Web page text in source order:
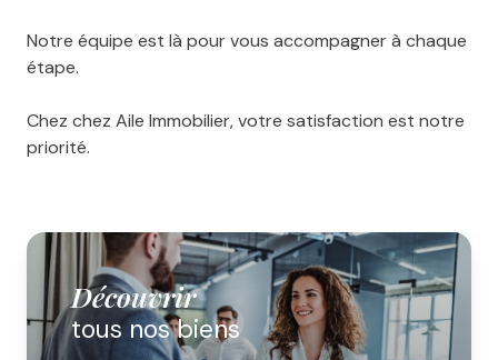
Découvrir
tous nos biens
Notre équipe est là pour vous accompagner à chaque
étape.
Chez chez Aile Immobilier, votre satisfaction est notre
priorité.